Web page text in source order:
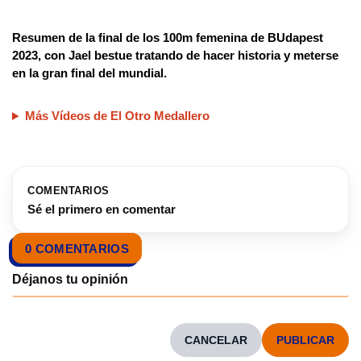
Resumen de la final de los 100m femenina de BUdapest
2023, con Jael bestue tratando de hacer historia y meterse
en la gran final del mundial.
Más Vídeos de El Otro Medallero
COMENTARIOS
Sé el primero en comentar
0 COMENTARIOS
CANCELAR